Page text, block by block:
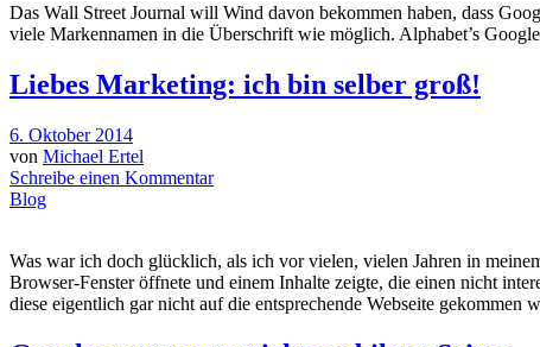
Das Wall Street Journal will Wind davon bekommen haben, dass
viele Markennamen in die Überschrift wie möglich. Alphabet’s
Liebes Marketing: ich bin selber groß!
6. Oktober 2014
von Michael Ertel
Schreibe einen Kommentar
Blog
Was war ich doch glücklich, als ich vor vielen, vielen Jahren in
Browser-Fenster öffnete und einem Inhalte zeigte, die einen nicht
diese eigentlich gar nicht auf die entsprechende Webseite